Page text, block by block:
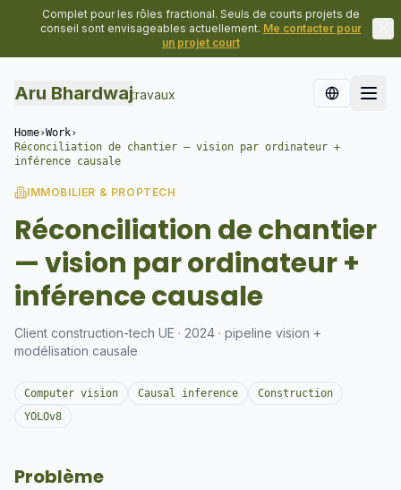
Complet pour les rôles fractional. Seuls de courts projets de
conseil sont envisageables actuellement. Me contacter pour
un projet court
Aru Bhardwaj
Retour à tous les travaux
Home›Work›
Réconciliation de chantier — vision par ordinateur +
inférence causale
IMMOBILIER & PROPTECH
Réconciliation de chantier
— vision par ordinateur +
inférence causale
Client construction-tech UE · 2024 · pipeline vision +
modélisation causale
Computer vision Causal inference
Construction
YOLOv8
Problème